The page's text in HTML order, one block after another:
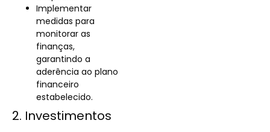
Implementar
medidas para
monitorar as
finanças,
garantindo a
aderência ao plano
financeiro
estabelecido.
2. Investimentos